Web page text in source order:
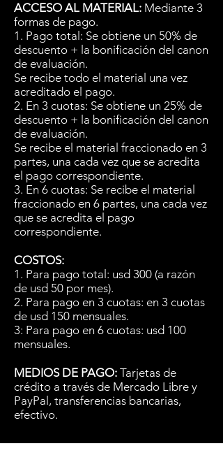
ACCESO AL MATERIAL: Mediante 3
formas de pago.
1. Pago total: Se obtiene un 50% de
descuento + la bonificación del canon
de evaluación.
Se recibe todo el material una vez
acreditado el pago.
2. En 3 cuotas: Se obtiene un 25% de
descuento + la bonificación del canon
de evaluación.
Se recibe el material fraccionado en 3
partes, una cada vez que se acredita
el pago correspondiente.
3. En 6 cuotas: Se recibe el material
fraccionado en 6 partes, una cada vez
que se acredita el pago
correspondiente.
COSTOS:
1. Para pago total: usd 300 (a razón
de usd 50 por mes).
2. Para pago en 3 cuotas: en 3 cuotas
de usd 150 mensuales.
3: Para pago en 6 cuotas: usd 100
mensuales.
MEDIOS DE PAGO: Tarjetas de
crédito a través de Mercado Libre y
PayPal, transferencias bancarias,
efectivo.